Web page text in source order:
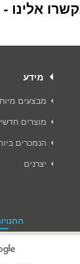
- 053-7407878
מידע
מבצעים
מוצרים
הנמכרים
יצרנים